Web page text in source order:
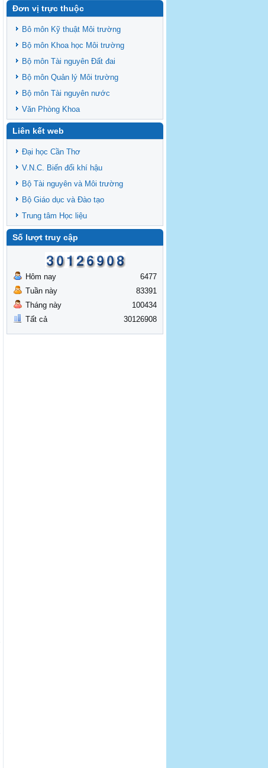
Đơn vị trực thuộc
Bô môn Kỹ thuật Môi trường
Bộ môn Khoa học Môi trường
Bộ môn Tài nguyên Đất đai
Bộ môn Quản lý Môi trường
Bộ môn Tài nguyên nước
Văn Phòng Khoa
Liên kết web
Đại học Cần Thơ
V.N.C. Biến đổi khí hậu
Bộ Tài nguyên và Môi trường
Bộ Giáo dục và Đào tạo
Trung tâm Học liệu
Số lượt truy cập
Hôm nay
Tuần này
Tháng này
Tất cả
6477
83391
100434
30126908